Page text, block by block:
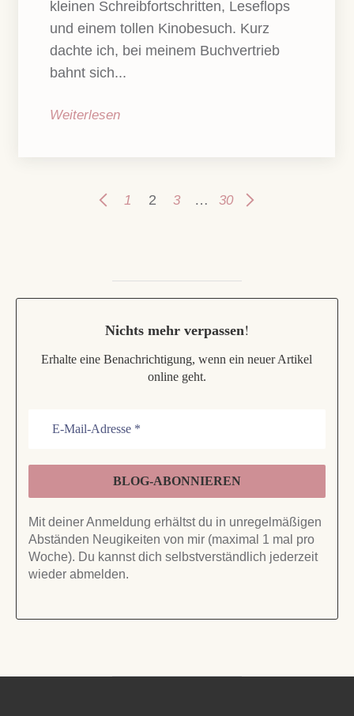
kleinen Schreibfortschritten, Leseflops
und einem tollen Kinobesuch. Kurz
dachte ich, bei meinem Buchvertrieb
bahnt sich...
Weiterlesen
1 2 3 … 30
Nichts mehr verpassen!
Erhalte eine Benachrichtigung, wenn ein neuer Artikel
online geht.
Mit deiner Anmeldung erhältst du in unregelmäßigen
Abständen Neugikeiten von mir (maximal 1 mal pro
Woche). Du kannst dich selbstverständlich jederzeit
wieder abmelden.